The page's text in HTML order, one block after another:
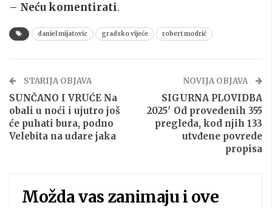
– Neću komentirati.
daniel mijatovic gradsko vijeće robert modrić
STARIJA OBJAVA
SUNČANO I VRUĆE Na
obali u noći i ujutro još
će puhati bura, podno
Velebita na udare jaka
NOVIJA OBJAVA
SIGURNA PLOVIDBA
2025′ Od provedenih 355
pregleda, kod njih 133
utvđene povrede
propisa
Možda vas zanimaju i ove